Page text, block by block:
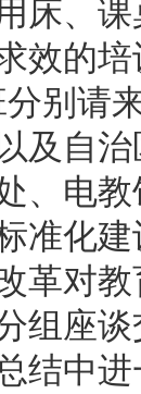
床、
效的培
别请来
及自
、电
准化
革对
组座
结中